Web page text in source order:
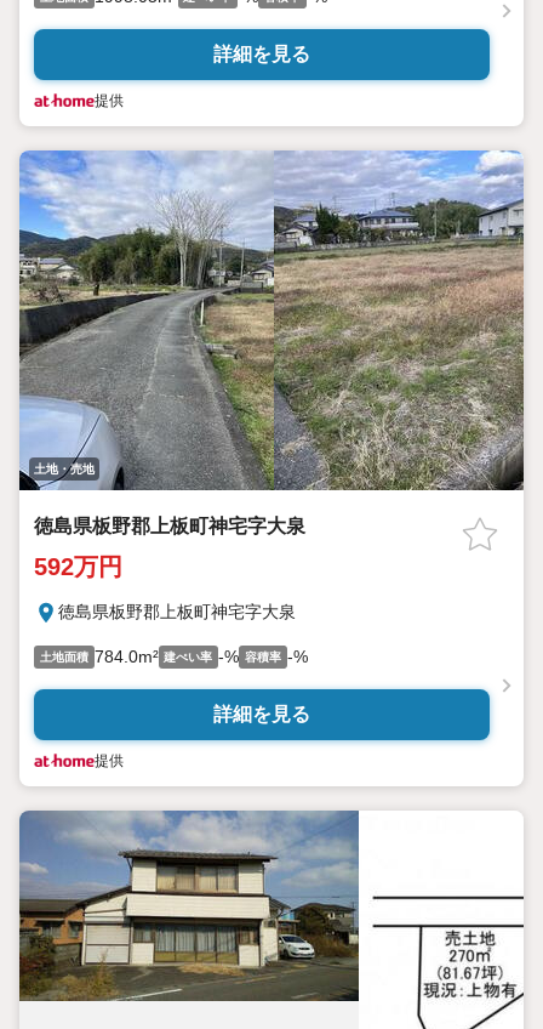
詳細を見る
提供
土地・売地
徳島県板野郡上板町神宅字大泉
592万円
徳島県板野郡上板町神宅字大泉
土地面積 784.0m² 建ぺい率 -% 容積率 -%
詳細を見る
提供